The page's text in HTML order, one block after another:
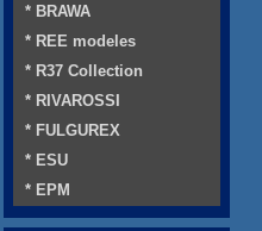
* BRAWA
* REE modeles
* R37 Collection
* RIVAROSSI
* FULGUREX
* ESU
* EPM